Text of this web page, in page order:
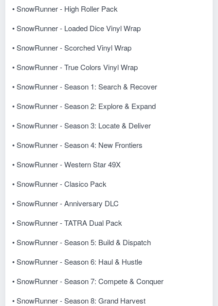
• SnowRunner - High Roller Pack
• SnowRunner - Loaded Dice Vinyl Wrap
• SnowRunner - Scorched Vinyl Wrap
• SnowRunner - True Colors Vinyl Wrap
• SnowRunner - Season 1: Search & Recover
• SnowRunner - Season 2: Explore & Expand
• SnowRunner - Season 3: Locate & Deliver
• SnowRunner - Season 4: New Frontiers
• SnowRunner - Western Star 49X
• SnowRunner - Clasico Pack
• SnowRunner - Anniversary DLC
• SnowRunner - TATRA Dual Pack
• SnowRunner - Season 5: Build & Dispatch
• SnowRunner - Season 6: Haul & Hustle
• SnowRunner - Season 7: Compete & Conquer
• SnowRunner - Season 8: Grand Harvest